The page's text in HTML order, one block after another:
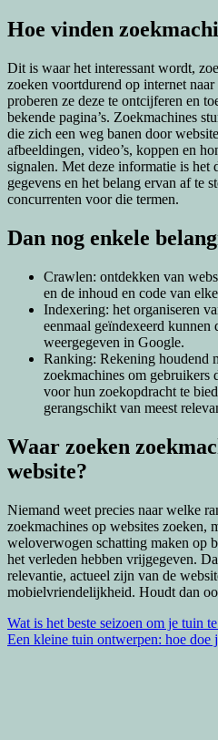
Hoe vinden
Dit is waar het interessant wordt,
zoeken voortdurend op internet
proberen ze deze te ontcijferen en
bekende pagina’s. Zoekmachines
die zich een weg banen door
afbeeldingen, video’s, koppen en
signalen. Met deze informatie is het
gegevens en het belang ervan af te
concurrenten voor die termen.
Dan nog enkele
Crawlen: ontdekken van
en de inhoud en code van
Indexering: het organiseren
eenmaal geïndexeerd kunnen
weergegeven in Google.
Ranking: Rekening houdend
zoekmachines om gebruikers
voor hun zoekopdracht te
gerangschikt van meest
Waar zoeken
website?
Niemand weet precies naar welke
zoekmachines op websites zoeken,
weloverwogen schatting maken op
het verleden hebben vrijgegeven.
relevantie, actueel zijn van de
mobielvriendelijkheid. Houdt dan
Bericht
navigatie
Wat is het beste seizoen om je tuin
Een kleine tuin ontwerpen: hoe doe